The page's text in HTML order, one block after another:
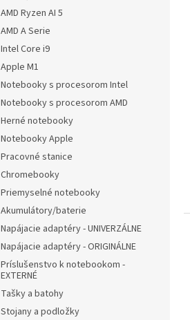
AMD Ryzen AI 5
AMD A Serie
Intel Core i9
Apple M1
Notebooky s procesorom Intel
Notebooky s procesorom AMD
Herné notebooky
Notebooky Apple
Pracovné stanice
Chromebooky
Priemyselné notebooky
Akumulátory/baterie
Napájacie adaptéry - UNIVERZÁLNE
Napájacie adaptéry - ORIGINÁLNE
Príslušenstvo k notebookom -
EXTERNÉ
Tašky a batohy
Stojany a podložky